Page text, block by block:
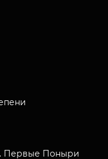
Первые Поныри